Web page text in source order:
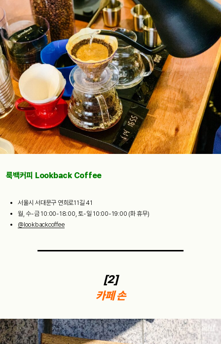
룩백커피 Lookback Coffee
서울시 서대문구 연희로11길 41
월, 수-금 10:00-18:00, 토-일 10:00-19:00 (화 휴무)
@lookbackcoffee
[2]
카페 손